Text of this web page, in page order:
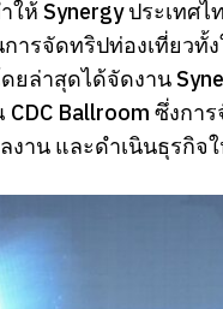
ห้ Synergy ประเทศ
การจัดทริปท่องเที่ยว
ยล่าสุดได้จัดงาน
Ballroom ซึ่งกา
งาน และดำเนินธุรกิจ